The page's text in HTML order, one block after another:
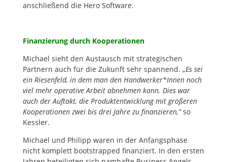
anschließend die Hero Software.
Finanzierung durch Kooperationen
Michael sieht den Austausch mit strategischen
Partnern auch für die Zukunft sehr spannend. „Es sei
ein Riesenfeld, in dem man den Handwerker*Innen noch
viel mehr operative Arbeit abnehmen kann. Dies war
auch der Auftakt, die Produktentwicklung mit größeren
Kooperationen zwei bis drei Jahre zu finanzieren,“so
Kessler.
Michael und Philipp waren in der Anfangsphase
nicht komplett bootstrapped finanziert. In den ersten